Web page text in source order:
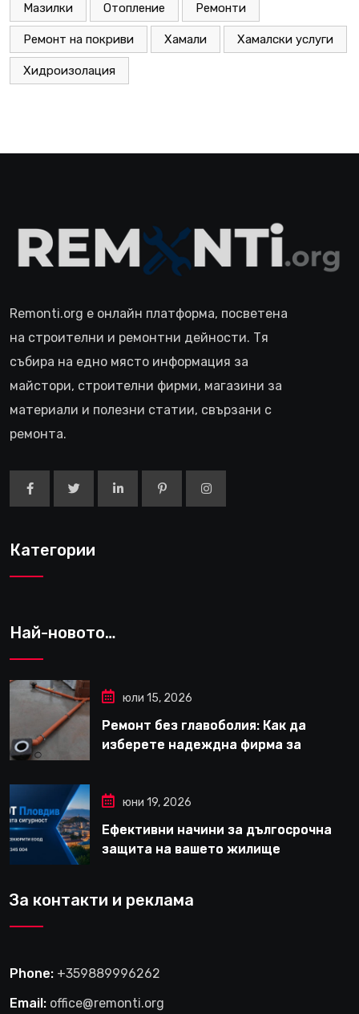
Мазилки Отопление Ремонти
Ремонт на покриви Хамали Хамалски услуги
Хидроизолация
Remonti.org е онлайн платформа, посветена
на строителни и ремонтни дейности. Тя
събира на едно място информация за
майстори, строителни фирми, магазини за
материали и полезни статии, свързани с
ремонта.
Категории
Най-новото…
юли 15, 2026
Ремонт без главоболия: Как да
изберете надеждна фирма за
юни 19, 2026
Ефективни начини за дългосрочна
защита на вашето жилище
За контакти и реклама
Phone: +359889996262
Email: office@remonti.org